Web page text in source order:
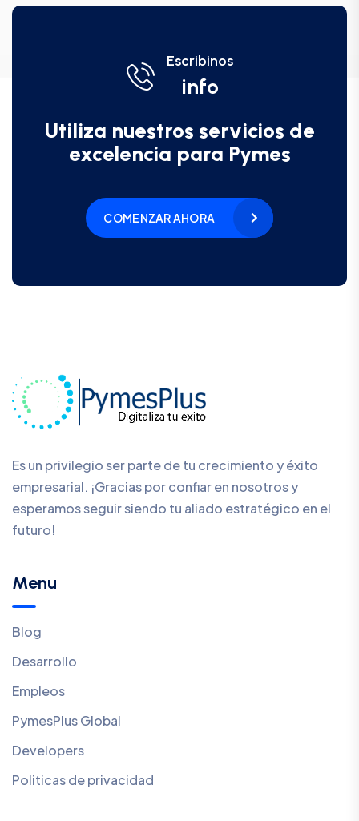
Escribinos
info
Utiliza nuestros servicios de
excelencia para Pymes
COMENZAR AHORA
Es un privilegio ser parte de tu crecimiento y éxito
empresarial. ¡Gracias por confiar en nosotros y
esperamos seguir siendo tu aliado estratégico en el
futuro!
Menu
Blog
Desarrollo
Empleos
PymesPlus Global
Developers
Politicas de privacidad